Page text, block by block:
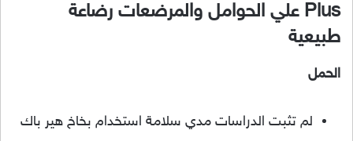
Plus علي الحوامل والمرضعات رضاعة
طبيعية
الحمل
لم تثبت الدراسات مدي سلامة استخدام بخاخ هير باك